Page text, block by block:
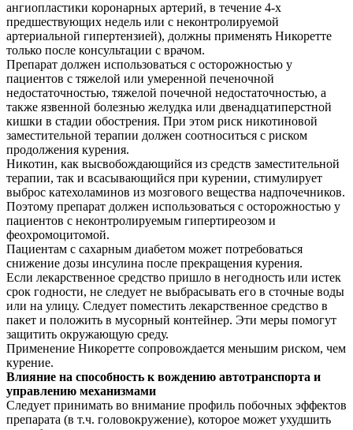
ангиопластики коронарных артерий, в течение 4-х
предшествующих недель или с неконтролируемой
артериальной гипертензией), должны применять Никоретте
только после консультации с врачом.
Препарат должен использоваться с осторожностью у
пациентов с тяжелой или умеренной печеночной
недостаточностью, тяжелой почечной недостаточностью, а
также язвенной болезнью желудка или двенадцатиперстной
кишки в стадии обострения. При этом риск никотиновой
заместительной терапии должен соотноситься с риском
продолжения курения.
Никотин, как высвобождающийся из средств заместительной
терапии, так и всасывающийся при курении, стимулирует
выброс катехоламинов из мозгового вещества надпочечников.
Поэтому препарат должен использоваться с осторожностью у
пациентов с неконтролируемым гипертиреозом и
феохромоцитомой.
Пациентам с сахарным диабетом может потребоваться
снижение дозы инсулина после прекращения курения.
Если лекарственное средство пришло в негодность или истек
срок годности, не следует не выбрасывать его в сточные воды
или на улицу. Следует поместить лекарственное средство в
пакет и положить в мусорный контейнер. Эти меры помогут
защитить окружающую среду.
Применение Никоретте сопровождается меньшим риском, чем
курение.
Влияние на способность к вождению автотранспорта и
управлению механизмами
Следует принимать во внимание профиль побочных эффектов
препарата (в т.ч. головокружение), которое может ухудшить